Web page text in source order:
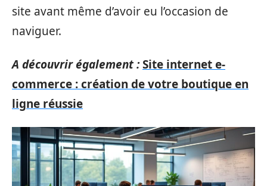
site avant même d’avoir eu l’occasion de
naviguer.
A découvrir également :Site internet e-
commerce : création de votre boutique en
ligne réussie